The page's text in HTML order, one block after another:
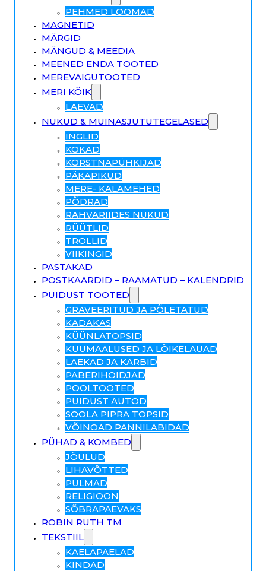
PEHMED LOOMAD
MAGNETID
MÄRGID
MÄNGUD & MEEDIA
MEENED ENDA TOOTED
MEREVAIGUTOOTED
MERI KÕIK
LAEVAD
NUKUD & MUINASJUTUTEGELASED
INGLID
KOKAD
KORSTNAPÜHKIJAD
PÄKAPIKUD
MERE- KALAMEHED
PÕDRAD
RAHVARIIDES NUKUD
RÜÜTLID
TROLLID
VIIKINGID
PASTAKAD
POSTKAARDID – RAAMATUD – KALENDRID
PUIDUST TOOTED
GRAVEERITUD JA PÕLETATUD
KADAKAS
KÜÜNLATOPSID
KUUMAALUSED JA LÕIKELAUAD
LAEKAD JA KARBID
PABERIHOIDJAD
POOLTOOTED
PUIDUST AUTOD
SOOLA PIPRA TOPSID
VÕINOAD PANNILABIDAD
PÜHAD & KOMBED
JÕULUD
LIHAVÕTTED
PULMAD
RELIGIOON
SÕBRAPÄEVAKS
ROBIN RUTH TM
TEKSTIIL
KAELAPAELAD
KINDAD